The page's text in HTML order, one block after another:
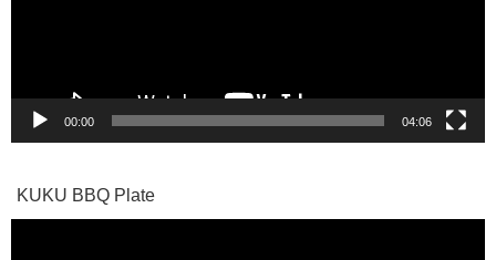
00:00 04:06
KUKU BBQ Plate